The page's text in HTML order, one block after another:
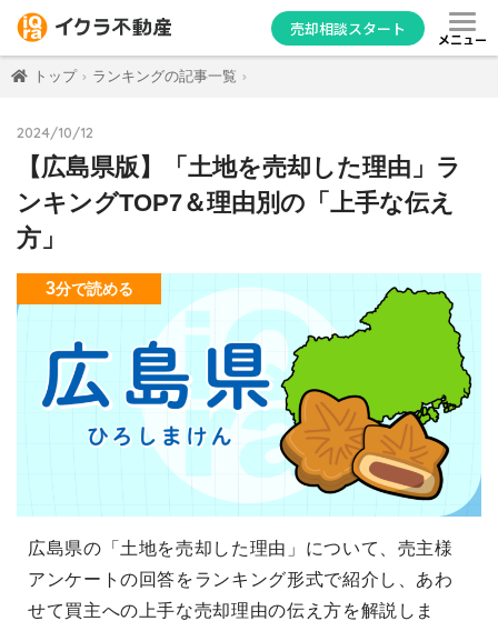
売却相談スタート
メニュー
トップ ランキングの記事一覧
2024/10/12
【広島県版】「土地を売却した理由」ラ
ンキングTOP7＆理由別の「上手な伝え
方」
3分で読める
広島県の「土地を売却した理由」について、売主様
アンケートの回答をランキング形式で紹介し、あわ
せて買主への上手な売却理由の伝え方を解説しま